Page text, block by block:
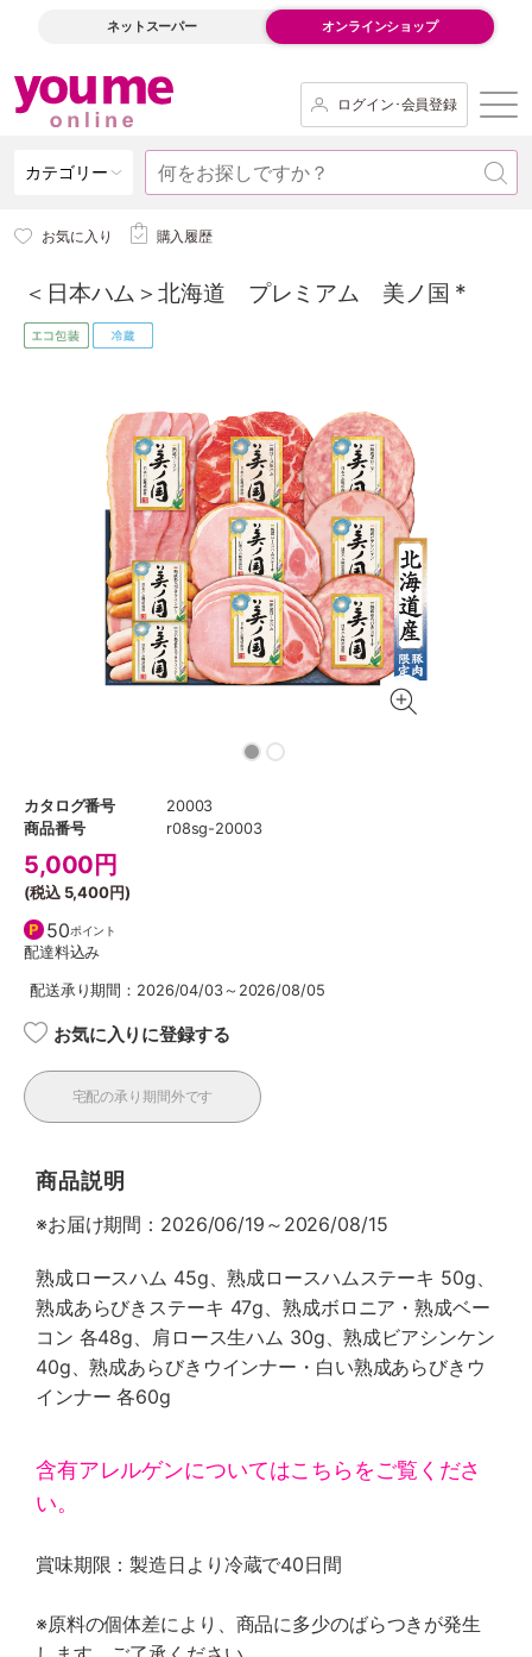
ネットスーパー オンラインショップ
ログイン･会員登録
カテゴリー
お気に入り 購入履歴
＜日本ハム＞北海道 プレミアム 美ノ国 *
カタログ番号
20003
商品番号
r08sg-20003
5,000 円
(税込 5,400円)
50ポイント
配達料込み
配送承り期間：2026/04/03～2026/08/05
お気に入りに登録する
宅配の承り期間外です
商品説明
※お届け期間：2026/06/19～2026/08/15
熟成ロースハム 45g、熟成ロースハムステーキ 50g、
熟成あらびきステーキ 47g、熟成ボロニア・熟成ベー
コン 各48g、肩ロース生ハム 30g、熟成ビアシンケン
40g、熟成あらびきウインナー・白い熟成あらびきウ
インナー 各60g
含有アレルゲンについてはこちらをご覧くださ
い。
賞味期限：製造日より冷蔵で40日間
※原料の個体差により、商品に多少のばらつきが発生